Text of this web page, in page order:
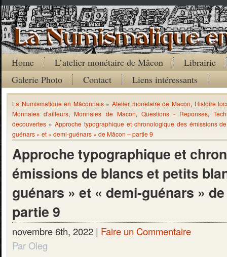
Home L’atelier monétaire de Mâcon
Librairie
Galerie Photo
Contact Liens intéressants
La Numismatique en Mâconnais»Atelier monetaire de Macon, Histoire
Monnaies d'ailleurs, Monnaies de Macon, Questions - Reponses,
decouvertes » Approche typographique et chronologique des émissions
guénars » et « demi-guénars » de Mâcon – partie 9
Approche typographique et
émissions de blancs et petits
guénars » et « demi-guénars »
partie 9
novembre 6th, 2022 | Faire un Commentaire
Par Oleg